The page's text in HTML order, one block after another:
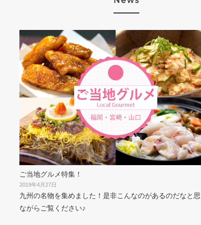
ご当地グルメ特集！
2019年4月27日
九州の名物を集めました！是非こんなのがあるのだなと
ながらご覧ください♪